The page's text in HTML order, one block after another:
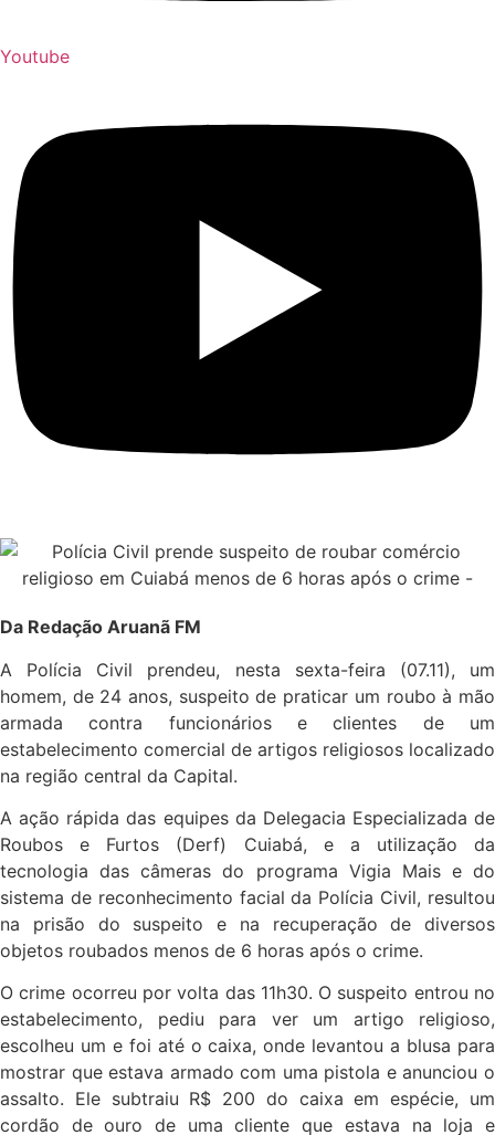
Youtube
Da Redação Aruanã FM
A Polícia Civil prendeu, nesta sexta-feira (07.11), um
homem, de 24 anos, suspeito de praticar um roubo à mão
armada contra funcionários e clientes de um
estabelecimento comercial de artigos religiosos localizado
na região central da Capital.
A ação rápida das equipes da Delegacia Especializada de
Roubos e Furtos (Derf) Cuiabá, e a utilização da
tecnologia das câmeras do programa Vigia Mais e do
sistema de reconhecimento facial da Polícia Civil, resultou
na prisão do suspeito e na recuperação de diversos
objetos roubados menos de 6 horas após o crime.
O crime ocorreu por volta das 11h30. O suspeito entrou no
estabelecimento, pediu para ver um artigo religioso,
escolheu um e foi até o caixa, onde levantou a blusa para
mostrar que estava armado com uma pistola e anunciou o
assalto. Ele subtraiu R$ 200 do caixa em espécie, um
cordão de ouro de uma cliente que estava na loja e